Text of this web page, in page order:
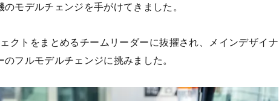
モデルチェンジを手がけてきました。
クトをまとめるチームリーダーに抜擢され、メインデザイナ
フルモデルチェンジに挑みました。